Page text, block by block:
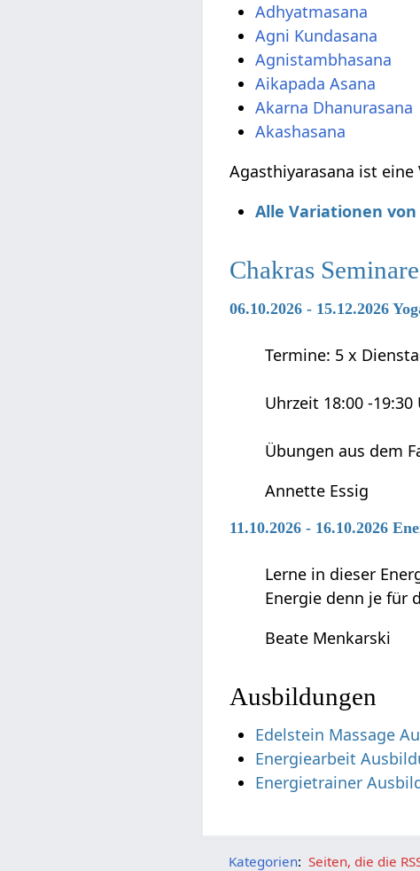
Adhyatmasana
Agni Kundasana
Agnistambhasana
Aikapada Asana
Akarna Dhanurasana
Akashasana
Agasthiyarasana ist
Alle Variationen
Chakras Seminare
06.10.2026 - 15.12.2026
Termine: 5 x
Uhrzeit 18:00 -19:30
Übungen aus dem
Annette Essig
11.10.2026 - 16.10.2026
Lerne in dieser
Energie denn je für
Beate Menkarski
Ausbildungen
Edelstein Massage
Energiearbeit
Energietrainer
Kategorien: Seiten, die die